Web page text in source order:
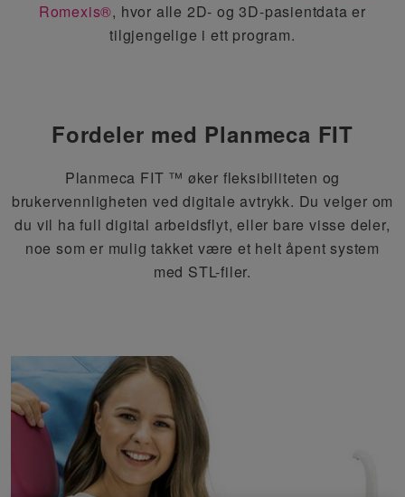
Romexis®, hvor alle 2D- og 3D-pasientdata er
tilgjengelige i ett program.
Fordeler med Planmeca FIT
Planmeca FIT ™ øker fleksibiliteten og
brukervennligheten ved digitale avtrykk. Du velger om
du vil ha full digital arbeidsflyt, eller bare visse deler,
noe som er mulig takket være et helt åpent system
med STL-filer.